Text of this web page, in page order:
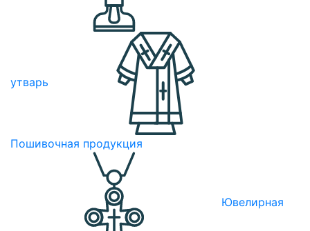
утварь
Пошивочная продукция
Ювелирная